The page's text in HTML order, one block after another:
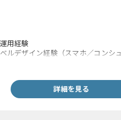
用経験
ルデザイン経験（スマホ／コンシ
詳細を見る